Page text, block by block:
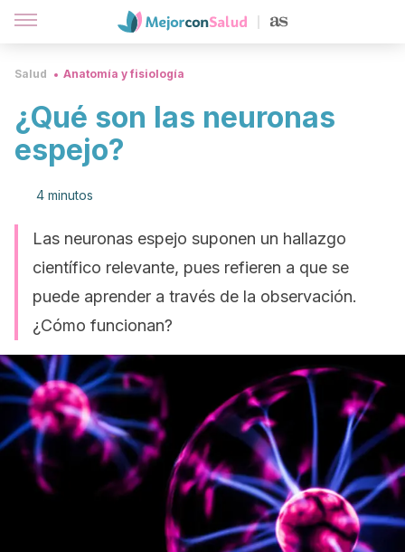
Salud Anatomía y fisiología
¿Qué son las neuronas
espejo?
4 minutos
Las neuronas espejo suponen un hallazgo
científico relevante, pues refieren a que se
puede aprender a través de la observación.
¿Cómo funcionan?